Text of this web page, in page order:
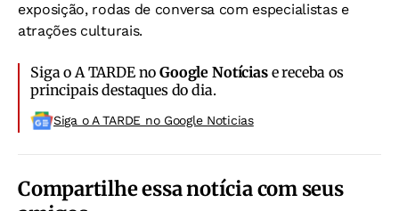
exposição, rodas de conversa com especialistas e
atrações culturais.
Siga o A TARDE noGoogle Notíciase receba os
principais destaques do dia.
Siga o A TARDE no Google Noticias
Compartilhe essa notícia com seus